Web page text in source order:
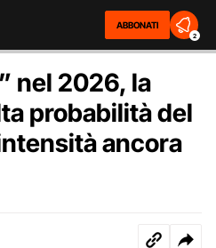
ABBONATI
2
nel 2026, la
probabilità del
ancora